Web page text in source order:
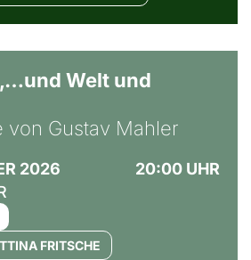
Welt und
von Gustav Mahler
2026
20:00 UHR
FRITSCHE